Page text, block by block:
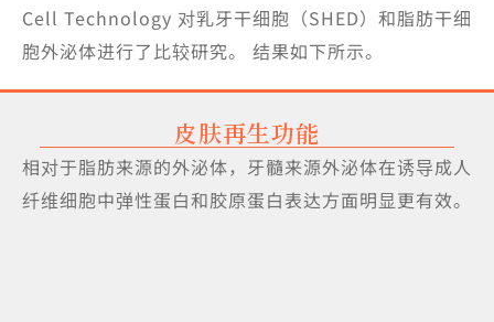
Cell Technology 对乳牙干细胞（SHED）和脂肪干细
胞外泌体进行了比较研究。 结果如下所示。
皮肤再生功能
相对于脂肪来源的外泌体，牙髓来源外泌体在诱导成人
纤维细胞中弹性蛋白和胶原蛋白表达方面明显更有效。